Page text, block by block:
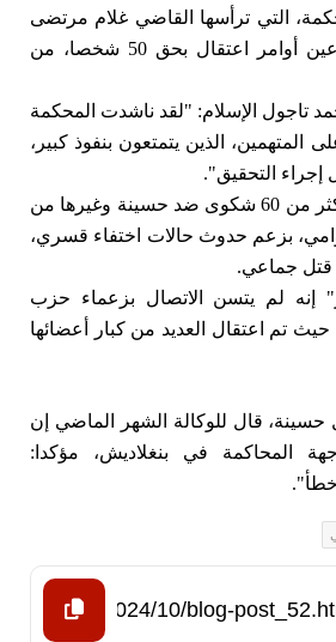
التي ترأسها القاضي غلام مرتضى
ماجومدار، طلب المدعين أوامر اعتقال بحق 50 شخصا، من
تاجول الإسلام: "لقد ناشدت المحكمة
المتهمين، الذين يتمتعون بنفوذ كبير،
التحقيق".
وحتى الآن، تم تقديم أكثر من 60 شكوى ضد حسينة وغيرها من
بزعم حدوث حالات اختفاء قسري،
قتل جماعي.
إنه لم يتسن الاتصال بزعماء حزب
حيث تم اعتقال العديد من كبار أعضائها
قال للوكالة الشهر الماضي إن
المحاكمة في بنغلاديش، مؤكدا: